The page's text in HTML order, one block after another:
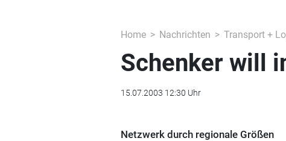
Home Nachrichten Transport +
Schenker will
15.07.2003 12:30 Uhr
Netzwerk durch regionale Größen